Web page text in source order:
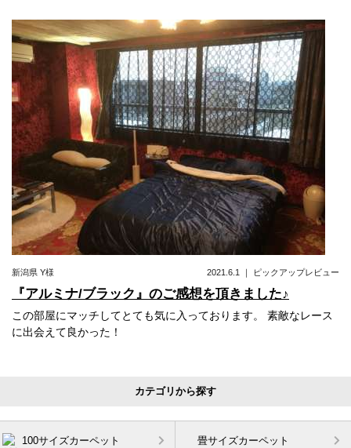
新潟県 Y様 2021.6.1 ｜ ピックアップレビュー
『アルミナ/ブラック』のご感想を頂きました♪
この部屋にマッチしてとても気に入っております。 素敵なレース
に出会えて良かった！
カテゴリから探す
100サイズカーペット 畳サイズカーペット